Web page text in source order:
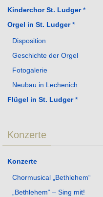
Kinderchor St. Ludger*
Orgel in St. Ludger*
Disposition
Geschichte der Orgel
Fotogalerie
Neubau in Lechenich
Flügel in St. Ludger*
Konzerte
Konzerte
Chormusical „Bethlehem“
„Bethlehem“ – Sing mit!